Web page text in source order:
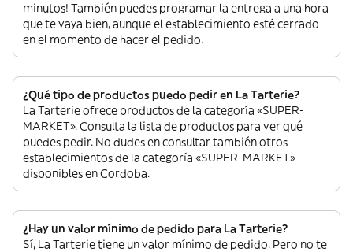
minutos! También puedes programar la entrega a una hora
que te vaya bien, aunque el establecimiento esté cerrado
en el momento de hacer el pedido.
¿Qué tipo de productos puedo pedir en La Tarterie?
La Tarterie ofrece productos de la categoría «SUPER-
MARKET». Consulta la lista de productos para ver qué
puedes pedir. No dudes en consultar también otros
establecimientos de la categoría «SUPER-MARKET»
disponibles en Cordoba.
¿Hay un valor mínimo de pedido para La Tarterie?
Sí, La Tarterie tiene un valor mínimo de pedido. Pero no te